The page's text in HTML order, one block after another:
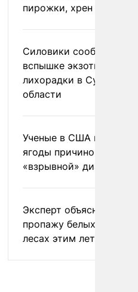
пирожки, хрен и морс
Силовики сообщили о
вспышке экзотической
лихорадки в Сумской
области
Ученые в США назвали
ягоды причиной
«взрывной» диареи
Эксперт объяснил
пропажу белых грибов
лесах этим летом